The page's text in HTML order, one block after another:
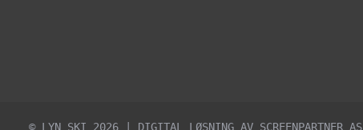
© LYN SKI 2026 | DIGITAL LØSNING AV SCREENPARTNER AS